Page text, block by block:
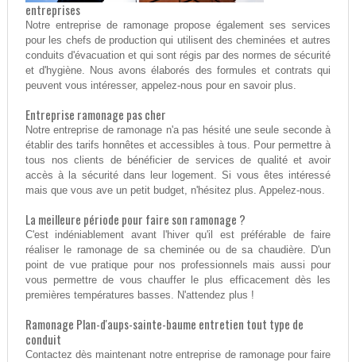
entreprises
Notre entreprise de ramonage propose également ses services
pour les chefs de production qui utilisent des cheminées et autres
conduits d'évacuation et qui sont régis par des normes de sécurité
et d'hygiène. Nous avons élaborés des formules et contrats qui
peuvent vous intéresser, appelez-nous pour en savoir plus.
Entreprise ramonage pas cher
Notre entreprise de ramonage n'a pas hésité une seule seconde à
établir des tarifs honnêtes et accessibles à tous. Pour permettre à
tous nos clients de bénéficier de services de qualité et avoir
accès à la sécurité dans leur logement. Si vous êtes intéressé
mais que vous ave un petit budget, n'hésitez plus. Appelez-nous.
La meilleure période pour faire son ramonage ?
C'est indéniablement avant l'hiver qu'il est préférable de faire
réaliser le ramonage de sa cheminée ou de sa chaudière. D'un
point de vue pratique pour nos professionnels mais aussi pour
vous permettre de vous chauffer le plus efficacement dès les
premières températures basses. N'attendez plus !
Ramonage Plan-d'aups-sainte-baume entretien tout type de
conduit
Contactez dès maintenant notre entreprise de ramonage pour faire